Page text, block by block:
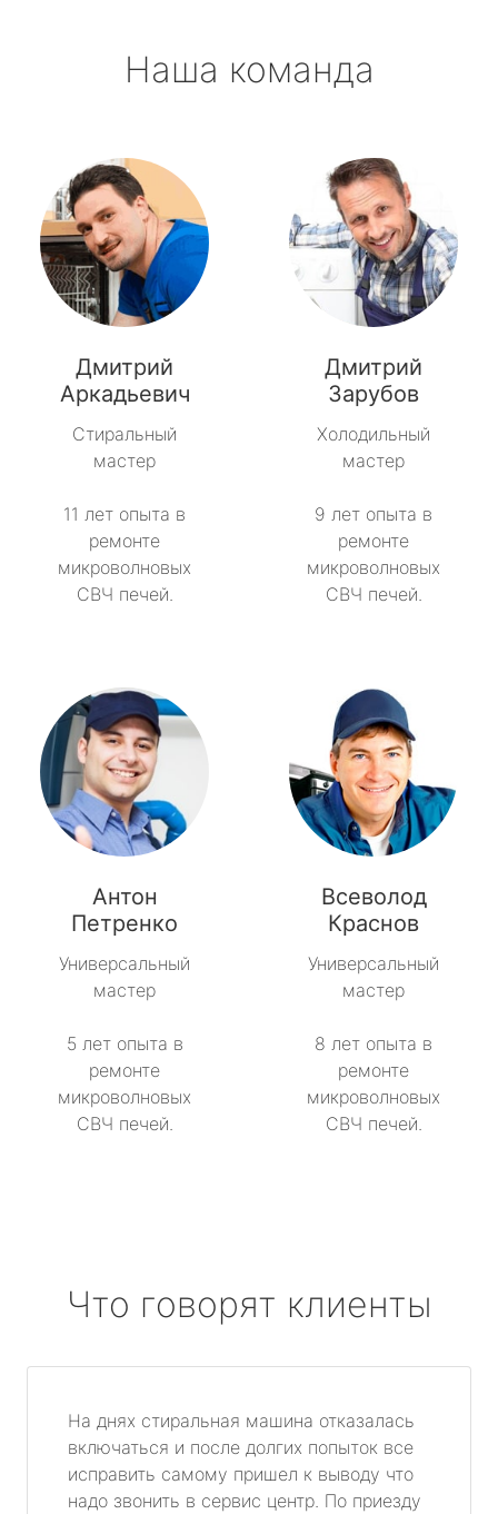
Наша команда
Дмитрий
Аркадьевич
Стиральный
мастер
11 лет опыта в
ремонте
микроволновых
СВЧ печей.
Дмитрий
Зарубов
Холодильный
мастер
9 лет опыта в
ремонте
микроволновых
СВЧ печей.
Антон
Петренко
Универсальный
мастер
5 лет опыта в
ремонте
микроволновых
СВЧ печей.
Всеволод
Краснов
Универсальный
мастер
8 лет опыта в
ремонте
микроволновых
СВЧ печей.
Что говорят клиенты
На днях стиральная машина отказалась
включаться и после долгих попыток все
исправить самому пришел к выводу что
надо звонить в сервис центр. По приезду